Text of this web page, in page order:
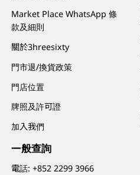
Market Place WhatsApp 條
款及細則
關於3hreesixty
門市退/換貨政策
門店位置
牌照及許可證
加入我們
一般查詢
電話:+852 2299 3966